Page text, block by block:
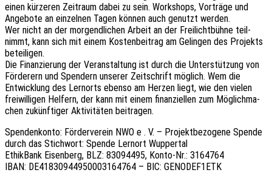
einen kürze­ren Zeit­raum dabei zu sein. Work­shops, Vorträ­ge und
Ange­bo­te an einzel­nen Tagen können auch genutzt werden.
Wer nicht an der morgend­li­chen Arbeit an der Frei­licht­büh­ne teil­
nimmt, kann sich mit einem Kosten­bei­trag am Gelin­gen des Projekts
beteiligen.
Die Finan­zie­rung der Veran­stal­tung ist durch die Unter­stüt­zung von
Förde­rern und Spen­dern unse­rer Zeit­schrift möglich. Wem die
Entwick­lung des Lern­orts ebenso am Herzen liegt, wie den vielen
frei­wil­li­gen Helfern, der kann mit einem finan­zi­el­len zum Möglich­ma­
chen zukünf­ti­ger Akti­vi­tä­ten beitragen.
Spen­den­kon­to: Förder­ver­ein NWO e . V. – Projekt­be­zo­ge­ne Spende
durch das Stich­wort: Spende Lern­ort Wuppertal
Ethik­Bank Eisen­berg, BLZ: 83094495, Konto-Nr.: 3164764
IBAN: DE41830944950003164764 – BIC: GENODEF1ETK